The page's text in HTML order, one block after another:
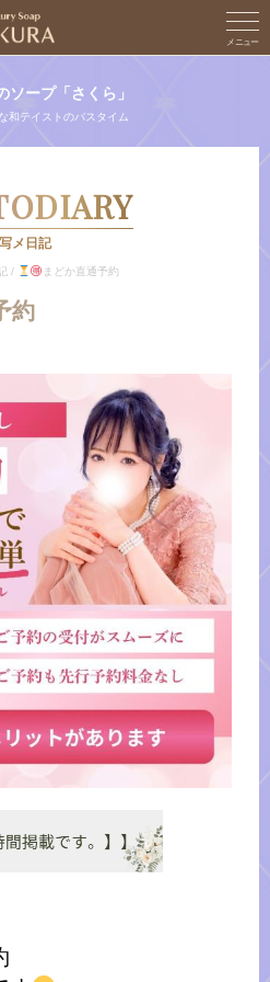
ソープ「さくら」
和テイストのバスタイム
写メ日記
/ まどか直通予約
約